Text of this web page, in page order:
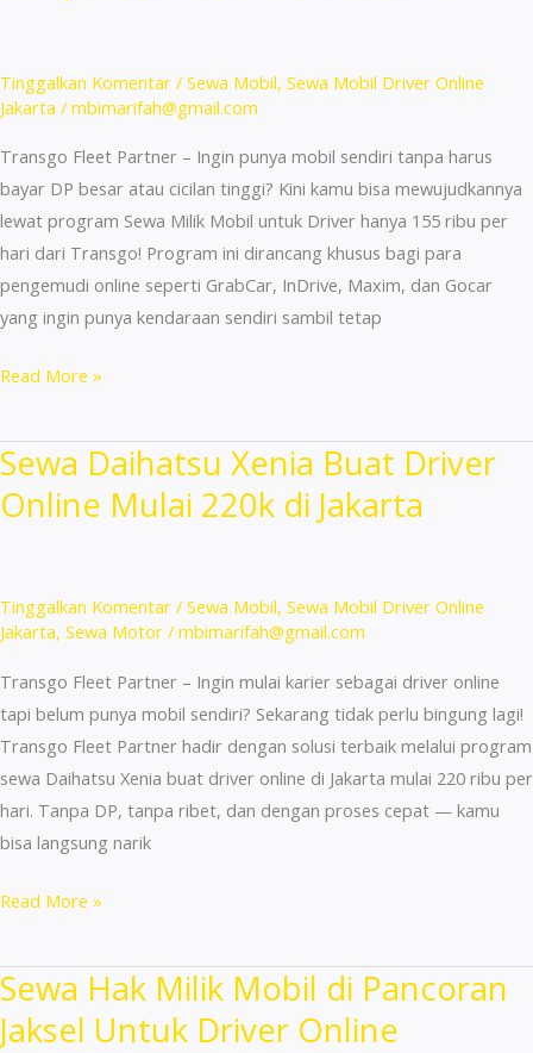
Jam
Mulai
Tinggalkan Komentar / Sewa Mobil, Sewa Mobil Driver Online
Jakarta / mbimarifah@gmail.com
Transgo Fleet Partner – Ingin punya mobil sendiri tanpa harus
bayar DP besar atau cicilan tinggi? Kini kamu bisa mewujudkannya
lewat program Sewa Milik Mobil untuk Driver hanya 155 ribu per
hari dari Transgo! Program ini dirancang khusus bagi para
pengemudi online seperti GrabCar, InDrive, Maxim, dan Gocar
yang ingin punya kendaraan sendiri sambil tetap
Sewa
Mobil
Untuk
Driver
Ribu
–
Read More »
Sewa Daihatsu Xenia Buat Driver
Online Mulai 220k di Jakarta
Tinggalkan Komentar / Sewa Mobil, Sewa Mobil Driver Online
Jakarta, Sewa Motor / mbimarifah@gmail.com
Transgo Fleet Partner – Ingin mulai karier sebagai driver online
tapi belum punya mobil sendiri? Sekarang tidak perlu bingung lagi!
Transgo Fleet Partner hadir dengan solusi terbaik melalui program
sewa Daihatsu Xenia buat driver online di Jakarta mulai 220 ribu per
hari. Tanpa DP, tanpa ribet, dan dengan proses cepat — kamu
bisa langsung narik
Sewa
Xenia
Buat
Driver
Read More »
Sewa Hak Milik Mobil di Pancoran
Jaksel Untuk Driver Online